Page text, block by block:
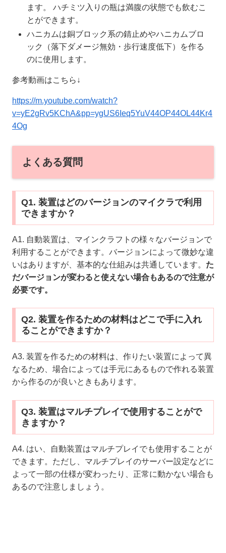
ます。 ハチミツ入りの瓶は満腹の状態でも飲むこ
とができます。
ハニカムは銅ブロック系の錆止めやハニカムブロ
ック（落下ダメージ無効・歩行速度低下）を作る
のに使用します。
参考動画はこちら↓
https://m.youtube.com/watch?
v=yE2gRv5KChA&pp=ygUS6Ieq5YuV44OP44OL44Kr4
4Og
よくある質問
Q1. 装置はどのバージョンのマイクラで利用
できますか？
A1. 自動装置は、マインクラフトの様々なバージョンで
利用することができます。バージョンによって微妙な違
いはありますが、基本的な仕組みは共通しています。 た
だバージョンが変わると使えない場合もあるので注意が
必要です。
Q2. 装置を作るための材料はどこで手に入れ
ることができますか？
A3. 装置を作るための材料は、作りたい装置によって異
なるため、場合によっては手元にあるもので作れる装置
から作るのが良いときもあります。
Q3. 装置はマルチプレイで使用することがで
きますか？
A4. はい、自動装置はマルチプレイでも使用することが
できます。ただし、マルチプレイのサーバー設定などに
よって一部の仕様が変わったり、正常に動かない場合も
あるので注意しましょう。